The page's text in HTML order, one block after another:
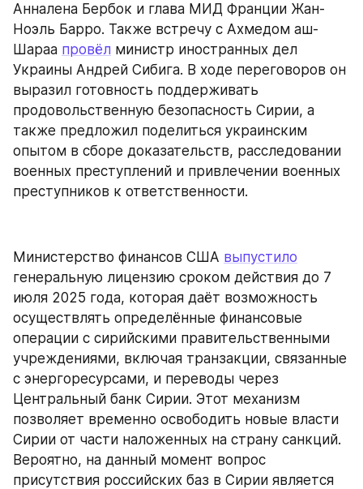
Анналена Бербок и глава МИД Франции Жан-
Ноэль Барро. Также встречу с Ахмедом аш-
Шараа провёл министр иностранных дел
Украины Андрей Сибига. В ходе переговоров он
выразил готовность поддерживать
продовольственную безопасность Сирии, а
также предложил поделиться украинским
опытом в сборе доказательств, расследовании
военных преступлений и привлечении военных
преступников к ответственности.
Министерство финансов США выпустило
генеральную лицензию сроком действия до 7
июля 2025 года, которая даёт возможность
осуществлять определённые финансовые
операции с сирийскими правительственными
учреждениями, включая транзакции, связанные
с энергоресурсами, и переводы через
Центральный банк Сирии. Этот механизм
позволяет временно освободить новые власти
Сирии от части наложенных на страну санкций.
Вероятно, на данный момент вопрос
присутствия российских баз в Сирии является